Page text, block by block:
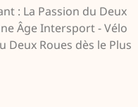
: La Passion du Deux
Âge Intersport - Vélo
Deux Roues dès le Plus